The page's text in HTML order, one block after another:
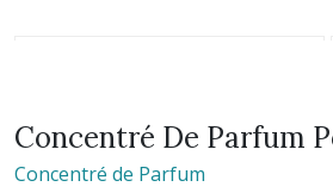
Concentré De Parfum
Concentré de Parfum